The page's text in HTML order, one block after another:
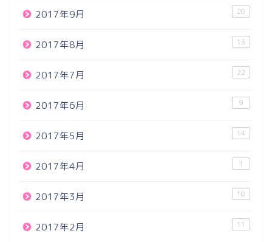
2017年9月 20
2017年8月 13
2017年7月 22
2017年6月 9
2017年5月 14
2017年4月 1
2017年3月 10
2017年2月 11